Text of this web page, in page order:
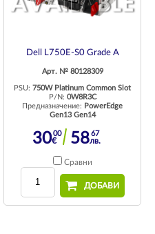
Dell L750E-S0 Grade A
Арт. № 80128309
PSU:750W Platinum Common Slot
P/N: 0W8R3C
Предназначение: PowerEdge
Gen13 Gen14
3000
€ 5867
лв.
Сравни
ДОБАВИ